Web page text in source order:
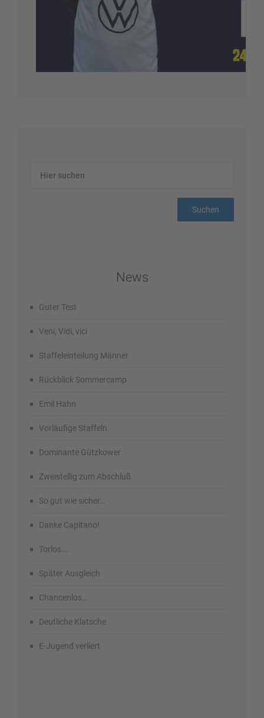
News
Guter Test
Veni, Vidi, vici
Staffeleinteilung Männer
Rückblick Sommercamp
Emil Hahn
Vorläufige Staffeln
Dominante Gützkower
Zweistellig zum Abschluß
So gut wie sicher…
Danke Capitano!
Torlos….
Später Ausgleich
Chancenlos…
Deutliche Klatsche
E-Jugend verliert